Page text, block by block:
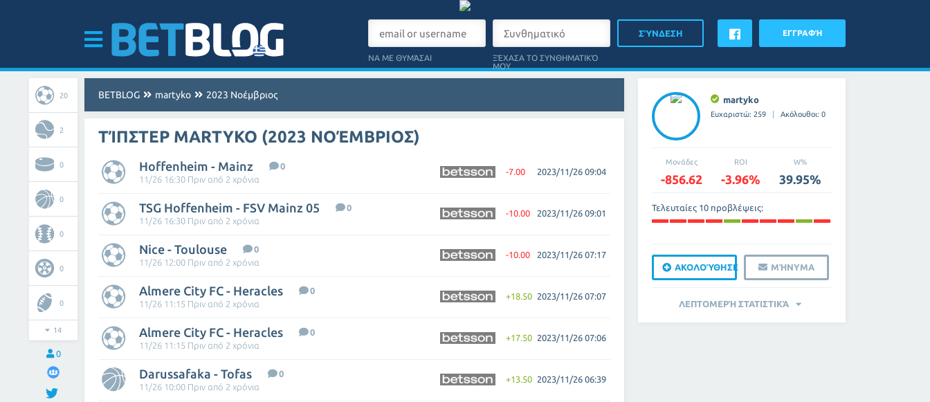
ΝΑ ΜΕ ΘΥΜΆΣΑΙ
ΞΈΧΑΣΑ ΤΟ ΣΥΝΘΗΜΑΤΙΚΌ
ΜΟΥ
ΕΓΓΡΑΦΉ
20
2
0
0
0
0
0
14
0
BETBLOG martyko 2023 Νοέμβριος
ΤΊΠΣΤΕΡ MARTYKO (2023 ΝΟΈΜΒΡΙΟΣ)
Hoffenheim - Mainz
0
11/26 16:30 Πριν από 2 χρόνια
-7.00 2023/11/26 09:04
TSG Hoffenheim - FSV Mainz 05
0
11/26 16:30 Πριν από 2 χρόνια
-10.00 2023/11/26 09:01
Nice - Toulouse
0
11/26 12:00 Πριν από 2 χρόνια
-10.00 2023/11/26 07:17
Almere City FC - Heracles
0
11/26 11:15 Πριν από 2 χρόνια
+18.50 2023/11/26 07:07
Almere City FC - Heracles
0
11/26 11:15 Πριν από 2 χρόνια
+17.50 2023/11/26 07:06
Darussafaka - Tofas
0
11/26 10:00 Πριν από 2 χρόνια
+13.50 2023/11/26 06:39
martyko
Ευχαριστώ: 259 Ακόλουθοι: 0
Μονάδες
-856.62
ROI
-3.96%
W%
39.95%
Τελευταίες 10 προβλέψεις:
ΑΚΟΛΟΎΘΗΣΕ ΜΉΝΥΜΑ
ΛΕΠΤΟΜΕΡΉ ΣΤΑΤΙΣΤΙΚΆ